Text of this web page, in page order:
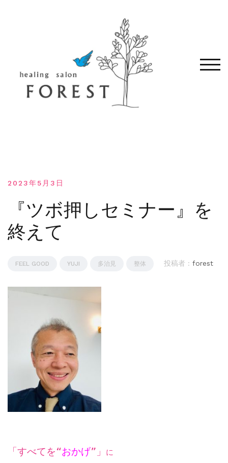
モバ
2023年5月3日
『ツボ押しセミナー』を
終えて
FEEL GOOD YUJI 多治見 整体 投稿者 : forest
「すべてを“おかげ”」 に